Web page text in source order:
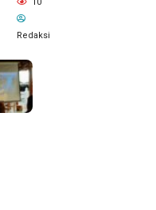
Redaksi